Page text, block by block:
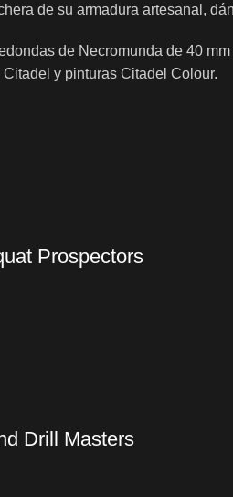
de su armadura artesanal,
de Necromunda de 40
y pinturas Citadel Colour.
Prospectors
Drill Masters